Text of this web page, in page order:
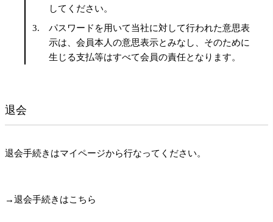
してください。
パスワードを用いて当社に対して行われた意思表
示は、会員本人の意思表示とみなし、そのために
生じる支払等はすべて会員の責任となります。
退会
退会手続きはマイページから行なってください。
→退会手続きはこちら